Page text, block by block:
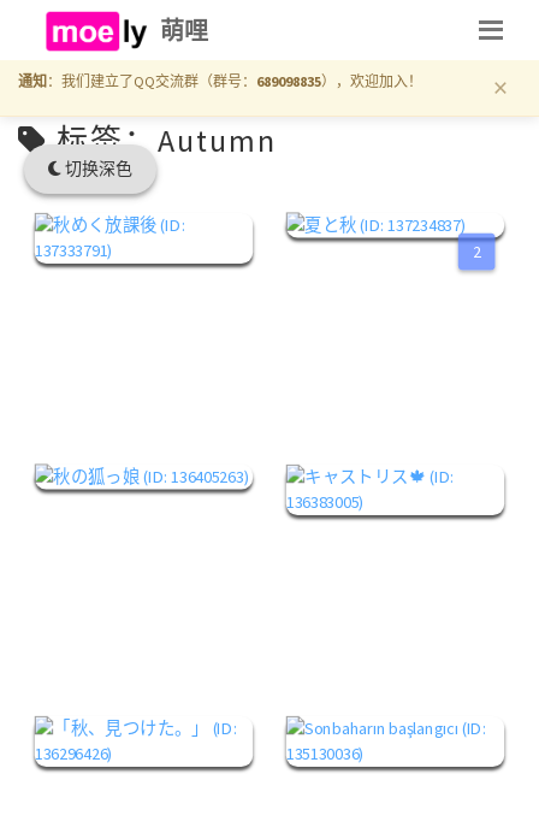
切换深色
萌哩
通知 ：我们建立了QQ交流群（群号： 689098835），欢迎加入！ ×
标签：Autumn
2